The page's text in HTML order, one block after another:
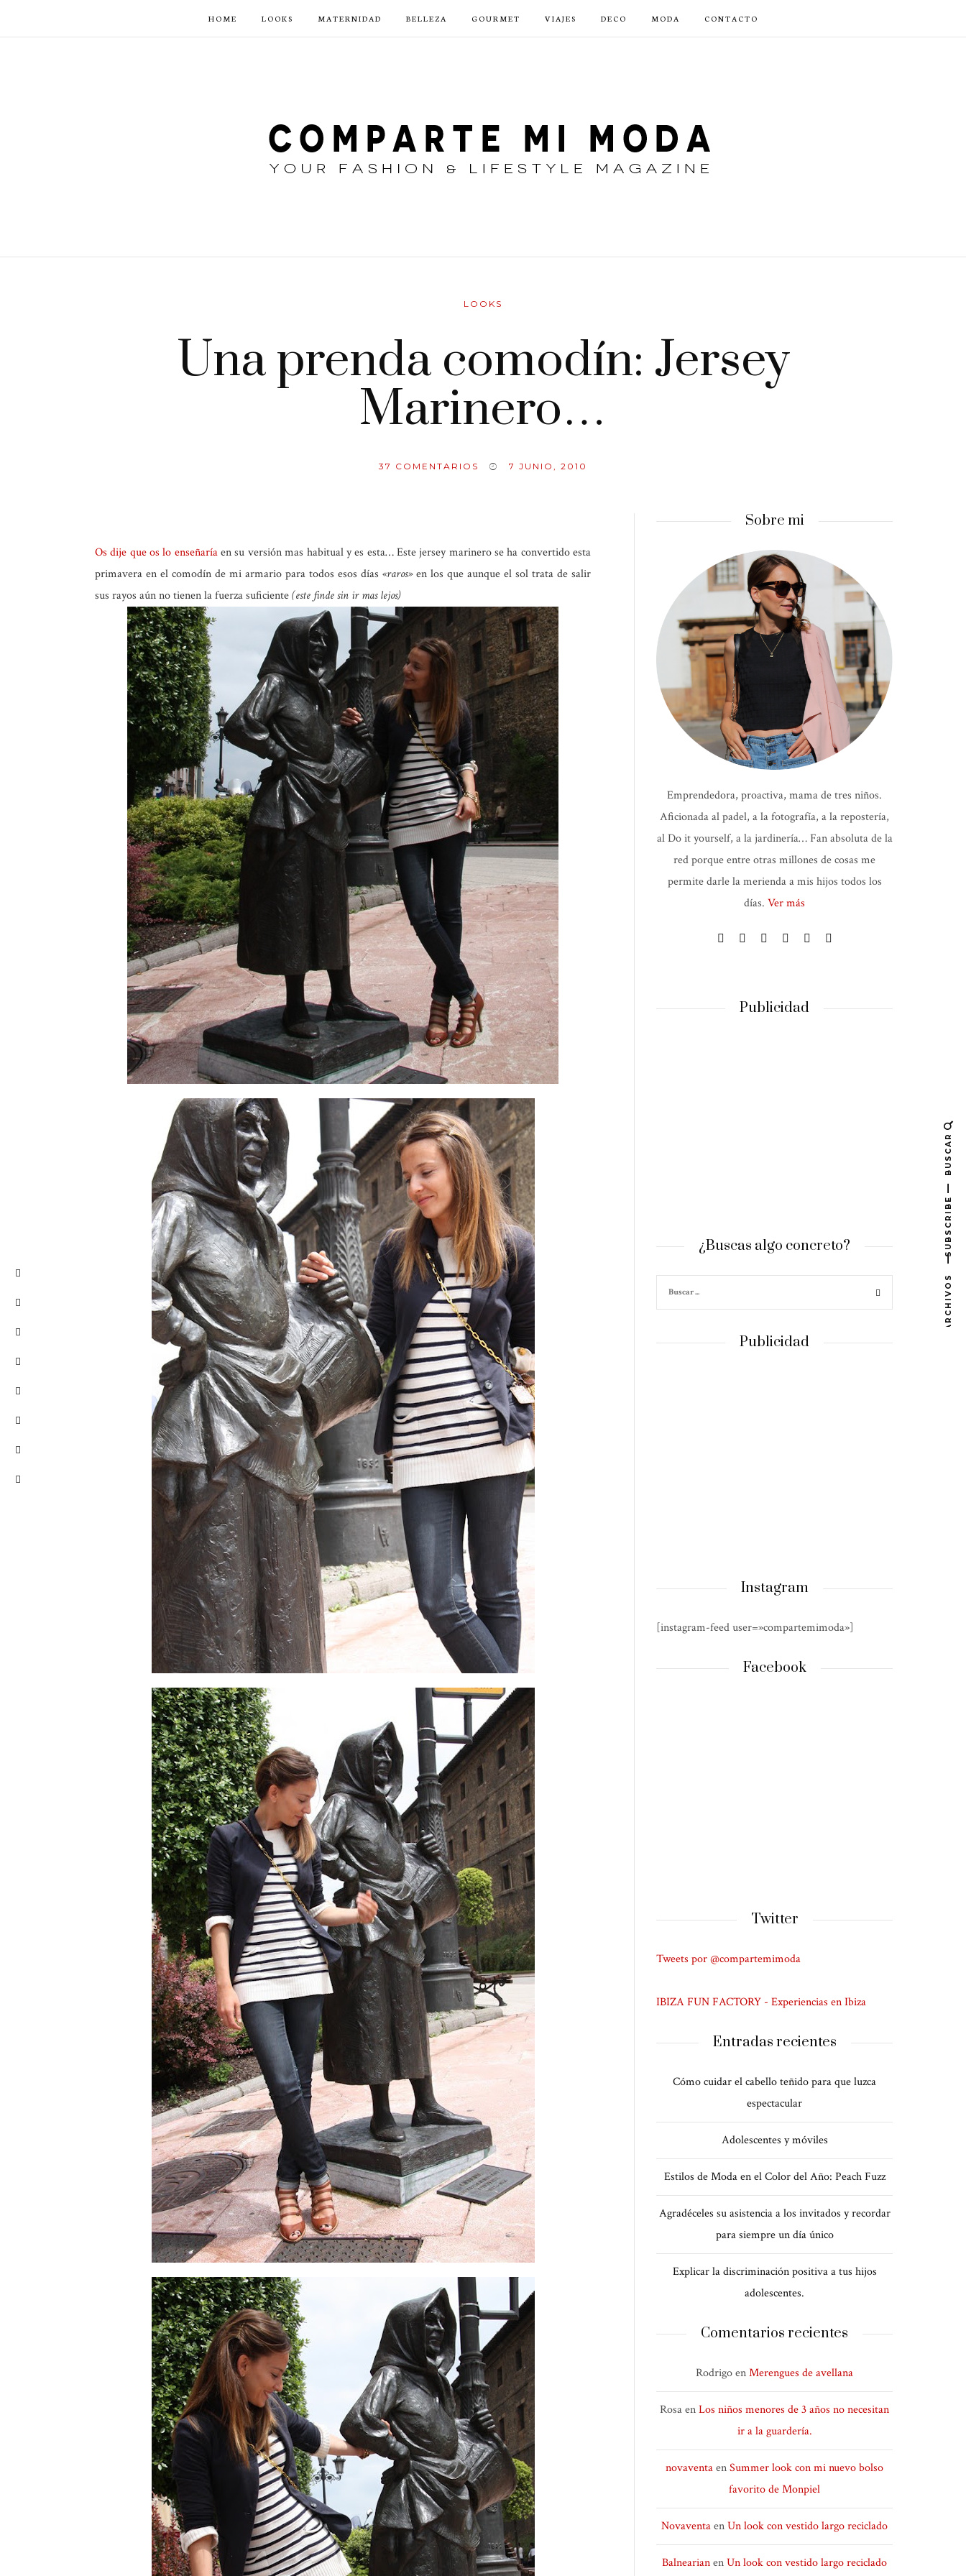
HOME LOOKS MATERNIDAD BELLEZA GOURMET VIAJES DECO MODA CONTACTO
LOOKS
Una prenda comodín: Jersey
Marinero…
37 COMENTARIOS 7 JUNIO, 2010
Os dije que os lo enseñaríaen su versión mas habitual y es esta… Este jersey marinero se ha convertido esta
primavera en el comodín de mi armario para todos esos días «raros»en los que aunque el sol trata de salir
sus rayos aún no tienen la fuerza suficiente(este finde sin ir mas lejos)
Sobre mi
Emprendedora, proactiva, mama de tres niños.
Aficionada al padel, a la fotografía, a la repostería,
al Do it yourself, a la jardinería… Fan absoluta de la
red porque entre otras millones de cosas me
permite darle la merienda a mis hijos todos los
días. Ver más
Publicidad
¿Buscas algo concreto?
Publicidad
Instagram
[instagram-feed user=»compartemimoda»]
Facebook
Twitter
Tweets por @compartemimoda
IBIZA FUN FACTORY - Experiencias en Ibiza
Entradas recientes
Cómo cuidar el cabello teñido para que luzca
espectacular
Adolescentes y móviles
Estilos de Moda en el Color del Año: Peach Fuzz
Agradéceles su asistencia a los invitados y recordar
para siempre un día único
Explicar la discriminación positiva a tus hijos
adolescentes.
Comentarios recientes
RodrigoenMerengues de avellana
RosaenLos niños menores de 3 años no necesitan
ir a la guardería.
novaventaenSummer look con mi nuevo bolso
favorito de Monpiel
NovaventaenUn look con vestido largo reciclado
BalnearianenUn look con vestido largo reciclado
BUSCAR
SUBSCRIBE
ARCHIVOS